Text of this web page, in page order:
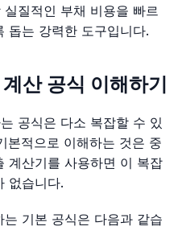
질적인 부채 비용을 빠르
돕는 강력한 도구입니다.
산 공식 이해하기
공식은 다소 복잡할 수 있
본적으로 이해하는 것은 중
계산기를 사용하면 이 복잡
없습니다.
기본 공식은 다음과 같습